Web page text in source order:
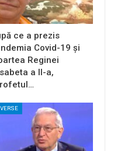
ce a prezis
Covid-19 și
Reginei
a II-a,